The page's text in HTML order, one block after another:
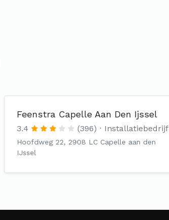
Feenstra Capelle Aan Den Ijssel
3.4 (396) Installatiebedrijf
Hoofdweg 22, 2908 LC Capelle aan den
IJssel